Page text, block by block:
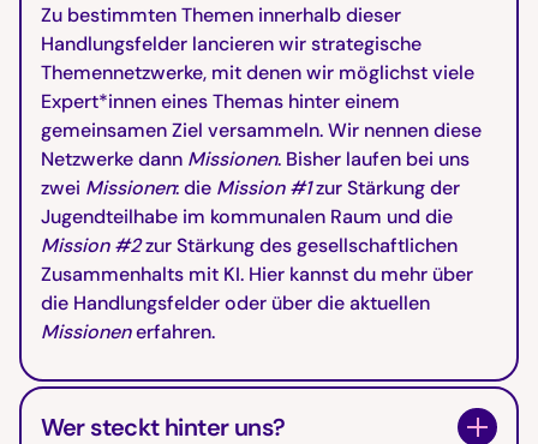
Zu bestimmten Themen innerhalb dieser
Handlungsfelder lancieren wir strategische
Themennetzwerke, mit denen wir möglichst viele
Expert*innen eines Themas hinter einem
gemeinsamen Ziel versammeln. Wir nennen diese
Netzwerke dann Missionen. Bisher laufen bei uns
zwei Missionen: die Mission #1zur Stärkung der
Jugendteilhabe im kommunalen Raum und die
Mission #2zur Stärkung des gesellschaftlichen
Zusammenhalts mit KI. Hier kannst du mehr über
die Handlungsfelder oder über die aktuellen
Missionenerfahren.
Wer steckt hinter uns?